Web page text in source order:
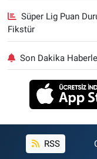
Süper Lig Puan
Fikstür
Son Dakika
RSS